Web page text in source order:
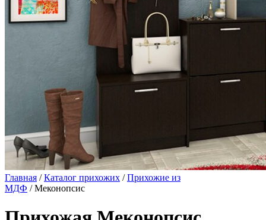
Главная /Каталог прихожих /Прихожие из
МДФ / Меконопсис